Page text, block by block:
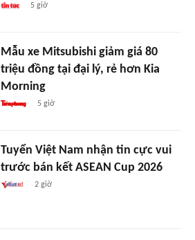
5 giờ
Mẫu xe Mitsubishi giảm giá 80
triệu đồng tại đại lý, rẻ hơn Kia
Morning
5 giờ
Tuyển Việt Nam nhận tin cực vui
trước bán kết ASEAN Cup 2026
2 giờ